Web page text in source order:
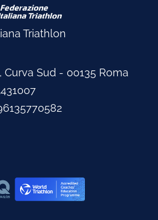
Triathlon
Sud - 00135 Roma